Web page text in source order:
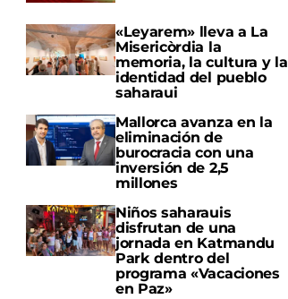
«Leyarem» lleva a La
Misericòrdia la
memoria, la cultura y la
identidad del pueblo
saharaui
Mallorca avanza en la
eliminación de
burocracia con una
inversión de 2,5
millones
Niños saharauis
disfrutan de una
jornada en Katmandu
Park dentro del
programa «Vacaciones
en Paz»